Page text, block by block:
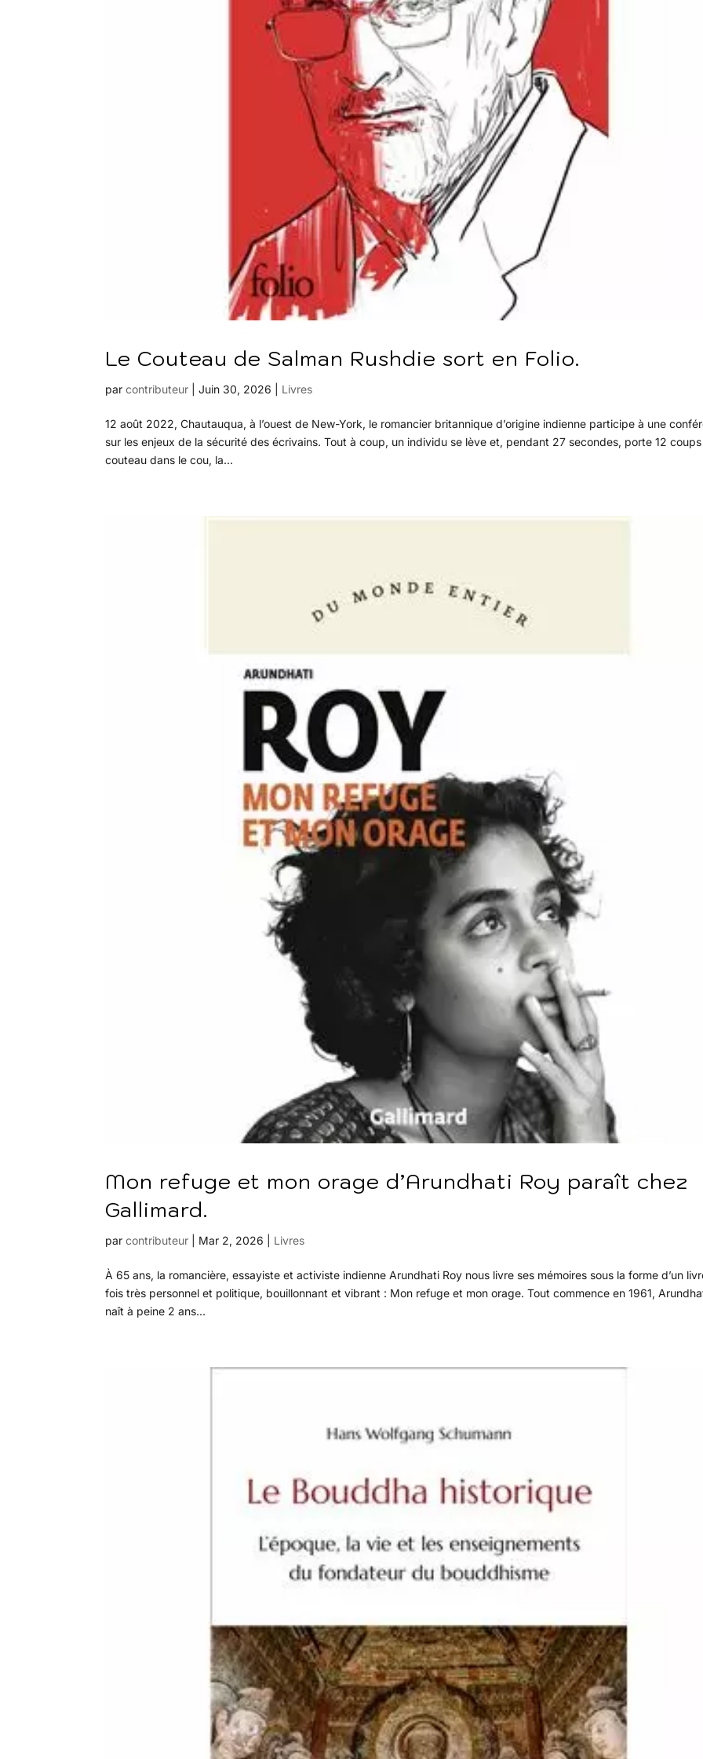
Le Couteau de Salman Rushdie sort en Folio.
parcontributeur |Juin 30, 2026 Livres
12 août 2022, Chautauqua, à l’ouest de New-York, le romancier britannique d’origine indienne participe à une
sur les enjeux de la sécurité des écrivains. Tout à coup, un individu se lève et, pendant 27 secondes, porte 12
couteau dans le cou, la...
Mon refuge et mon orage d’Arundhati Roy paraît chez
Gallimard.
parcontributeur Mar 2, 2026 Livres
À 65 ans, la romancière, essayiste et activiste indienne Arundhati Roy nous livre ses mémoires sous la forme d’un
fois très personnel et politique, bouillonnant et vibrant : Mon refuge et mon orage. Tout commence en 1961,
naît à peine 2 ans...